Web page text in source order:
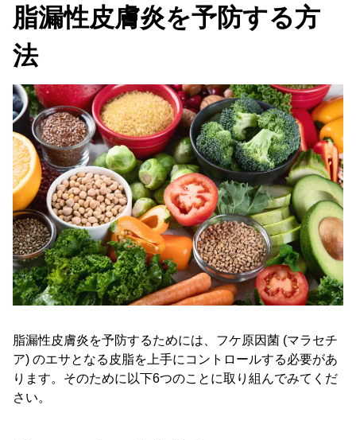
脂漏性皮膚炎を予防する方
法
脂漏性皮膚炎を予防するためには、フケ原因菌 (マラセチ
ア) のエサとなる皮脂を上手にコントロールする必要があ
ります。そのために以下6つのことに取り組んでみてくだ
さい。